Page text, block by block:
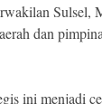
Sulsel,
dan
ini menjadi